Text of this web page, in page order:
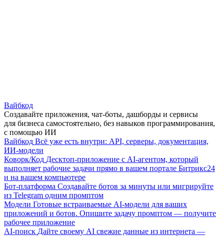
Вайбкод
Создавайте приложения, чат-боты, дашборды и сервисы
для бизнеса самостоятельно, без навыков программирования,
с помощью ИИ
Вайбкод Всё уже есть внутри: API, серверы, документация,
ИИ-модели
Коворк/Код Десктоп-приложение с AI-агентом, который
выполняет рабочие задачи прямо в вашем портале Битрикс24
и на вашем компьютере
Бот-платформа Создавайте ботов за минуты или мигрируйте
из Telegram одним промптом
Модели Готовые встраиваемые AI-модели для ваших
приложений и ботов. Опишите задачу промптом — получите
рабочее приложение
AI-поиск Дайте своему AI свежие данные из интернета —